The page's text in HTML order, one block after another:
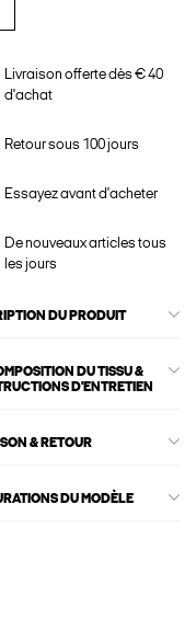
Livraison offerte dès € 40
d'achat
Retour sous 100 jours
Essayez avant d'acheter
De nouveaux articles tous
les jours
DU PRODUIT
DU TISSU &
D'ENTRETIEN
& RETOUR
DU MODÈLE